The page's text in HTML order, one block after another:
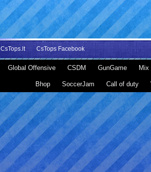
CsTops.lt CsTops Facebook
Global Offensive CSDM GunGame Mix
Bhop SoccerJam Call of duty